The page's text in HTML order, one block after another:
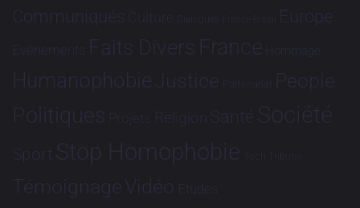
Communiqués Culture Dialogues France-Brésil Europe
Evénements Faits Divers France Hommage
HumanophobieJustice Partenariat People
Politiques Projets Religion Santé Société
Sport Stop Homophobie Tech Tribune
TémoignageVidéo Études